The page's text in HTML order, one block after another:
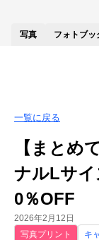
写真 フォトブッ
一覧に戻る
【まとめ
ナルLサイ
0％OFF
2026年2月12日
写真プリント
キ